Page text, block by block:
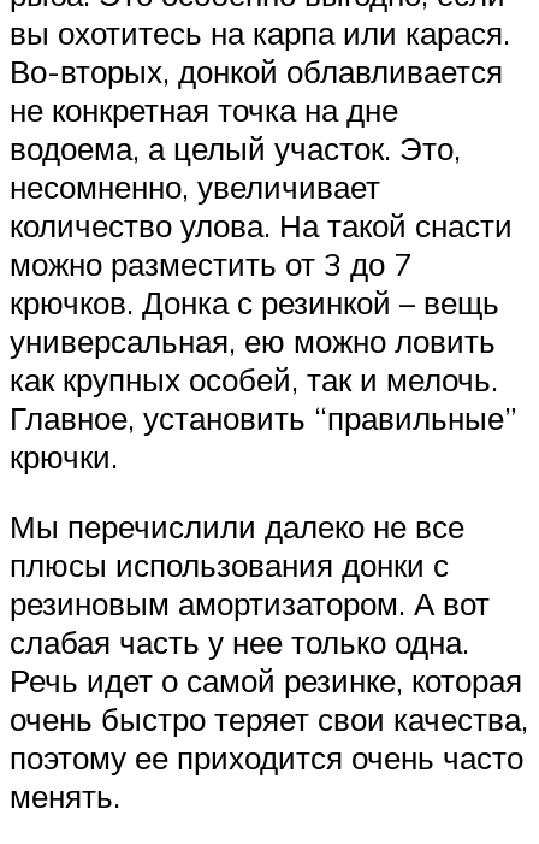
вы охотитесь на карпа или карася.
Во-вторых, донкой облавливается
не конкретная точка на дне
водоема, а целый участок. Это,
несомненно, увеличивает
количество улова. На такой снасти
можно разместить от 3 до 7
крючков. Донка с резинкой – вещь
универсальная, ею можно ловить
как крупных особей, так и мелочь.
Главное, установить “правильные”
крючки.
Мы перечислили далеко не все
плюсы использования донки с
резиновым амортизатором. А вот
слабая часть у нее только одна.
Речь идет о самой резинке, которая
очень быстро теряет свои качества,
поэтому ее приходится очень часто
менять.